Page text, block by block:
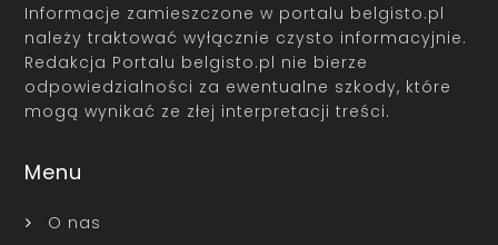
Informacje zamieszczone w portalu belgisto.pl
należy traktować wyłącznie czysto informacyjnie.
Redakcja Portalu belgisto.pl nie bierze
odpowiedzialności za ewentualne szkody, które
mogą wynikać ze złej interpretacji treści.
Menu
O nas